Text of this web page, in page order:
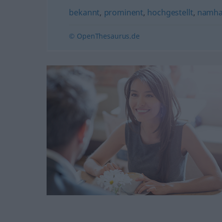
bekannt, prominent, hochgestellt,
© OpenThesaurus.de